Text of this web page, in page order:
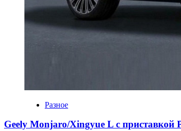
Разное
Geely Monjaro/Xingyue L с приставкой